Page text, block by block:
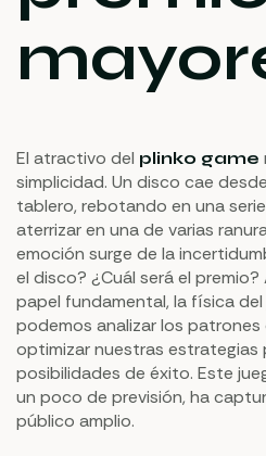
El atractivo del plinko game
simplicidad. Un disco cae
tablero, rebotando en una
aterrizar en una de varias
emoción surge de la
el disco? ¿Cuál será el
papel fundamental, la física
podemos analizar los
optimizar nuestras estrategias
posibilidades de éxito. Este
un poco de previsión, ha
público amplio.